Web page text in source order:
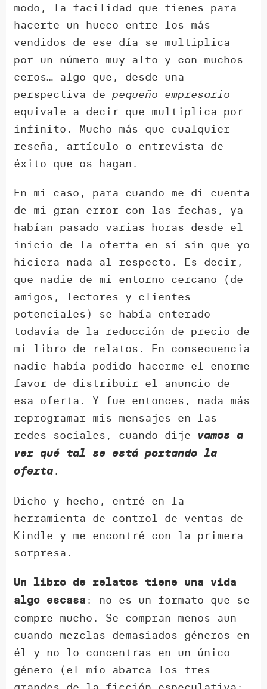
modo, la facilidad que tienes para
hacerte un hueco entre los más
vendidos de ese día se multiplica
por un número muy alto y con muchos
ceros… algo que, desde una
perspectiva depequeño empresario
equivale a decir que multiplica por
infinito. Mucho más que cualquier
reseña, artículo o entrevista de
éxito que os hagan.
En mi caso, para cuando me di cuenta
de mi gran error con las fechas, ya
habían pasado varias horas desde el
inicio de la oferta en sí sin que yo
hiciera nada al respecto. Es decir,
que nadie de mi entorno cercano (de
amigos, lectores y clientes
potenciales) se había enterado
todavía de la reducción de precio de
mi libro de relatos. En consecuencia
nadie había podido hacerme el enorme
favor de distribuir el anuncio de
esa oferta. Y fue entonces, nada más
reprogramar mis mensajes en las
redes sociales, cuando dije vamos a
ver qué tal se está portando la
oferta.
Dicho y hecho, entré en la
herramienta de control de ventas de
Kindle y me encontré con la primera
sorpresa.
Un libro de relatos tiene una vida
algo escasa : no es un formato que se
compre mucho. Se compran menos aun
cuando mezclas demasiados géneros en
él y no lo concentras en un único
género (el mío abarca los tres